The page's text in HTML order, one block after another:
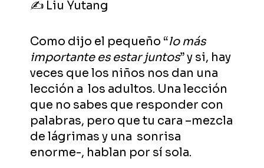
✍ Liu Yutang
Como dijo el pequeño “lo más
importante es estar juntos” y si, hay
veces que los niños nos dan una
lección a los adultos. Una lección
que no sabes que responder con
palabras, pero que tu cara –mezcla
de lágrimas y una sonrisa
enorme-, hablan por sí sola.